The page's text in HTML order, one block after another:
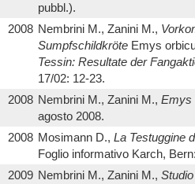
pubbl.).
2008 Nembrini M., Zanini M.,
Sumpfschildkröte Emys
Tessin: Resultate der
17/02: 12-23.
2008 Nembrini M., Zanini M., Emys
agosto 2008.
2008 Mosimann D., La Testuggine
Foglio informativo Karch,
2009 Nembrini M., Zanini M.,